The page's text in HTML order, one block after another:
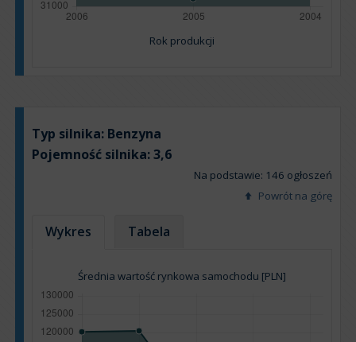
Rok produkcji
Typ silnika: Benzyna
Pojemność silnika:3,6
Na podstawie: 146 ogłoszeń
Powrót na górę
Wykres Tabela
Średnia wartość rynkowa samochodu [PLN]